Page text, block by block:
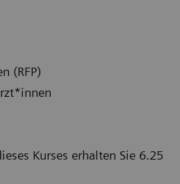
(RFP)
Kurses erhalten Sie 6.25